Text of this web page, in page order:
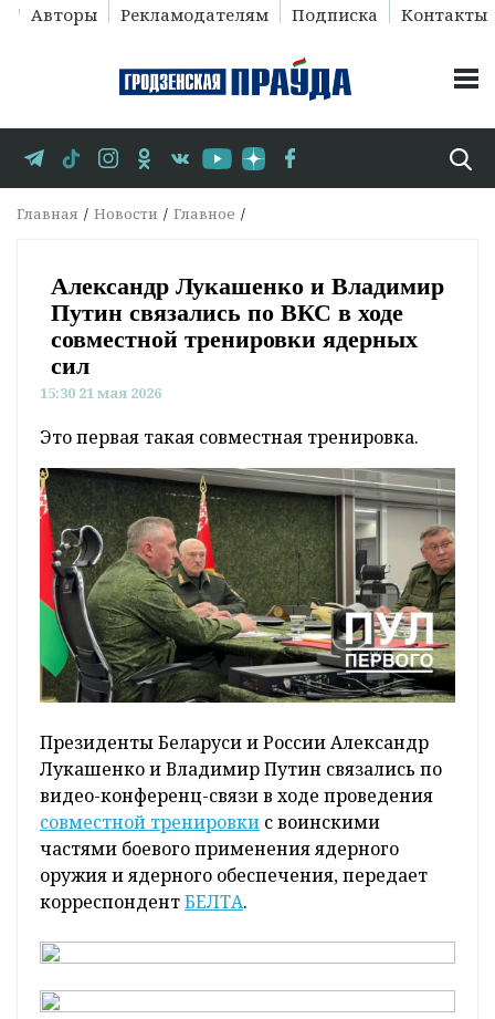
Авторы Рекламодателям Подписка Контакты
Главная Новости Главное
Александр Лукашенко и Владимир
Путин связались по ВКС в ходе
совместной тренировки ядерных
сил
15:30 21 мая 2026
Это первая такая совместная тренировка.
Президенты Беларуси и России Александр
Лукашенко и Владимир Путин связались по
видео-конференц-связи в ходе проведения
совместной тренировки с воинскими
частями боевого применения ядерного
оружия и ядерного обеспечения, передает
корреспондентБЕЛТА.